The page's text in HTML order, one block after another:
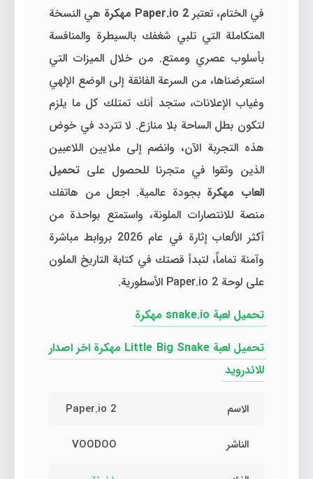
في الختام، تعتبر Paper.io 2 مهكرة
هي النسخة
المتكاملة التي تلبي شغفك بالسيطرة والمنافسة
بأسلوب عصري وممتع. من خلال الميزات التي
استعرضناها، من السرعة الفائقة إلى الوضع الإلهي
وغياب الإعلانات، ستجد أنك تمتلك كل ما يلزم
لتكون بطل الساحة بلا منازع. لا تتردد في خوض
هذه التجربة الآن، وانضم إلى ملايين اللاعبين
الذين وثقوا في متجرنا للحصول على تحميل
العاب مهكرة بجودة عالمية. اجعل من هاتفك
منصة للانتصارات الملونة، واستمتع بواحدة من
أكثر الألعاب إثارة في عام 2026 بروابط مباشرة
وآمنة تماماً، لتبدأ قصتك في كتابة التاريخ الملون
على لوحة Paper.io 2 الأسطورية.
تحميل لعبة snake.io مهكرة
تحميل لعبة Little Big Snake مهكرة اخر اصدار
للاندرويد
الاسم Paper.io 2
الناشر VOODOO